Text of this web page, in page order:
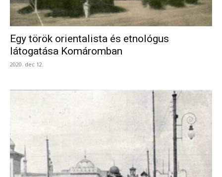
Egy török orientalista és etnológus
látogatása Komáromban
2020. dec 12.